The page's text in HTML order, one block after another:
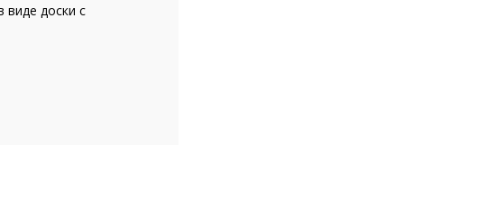
виде доски с